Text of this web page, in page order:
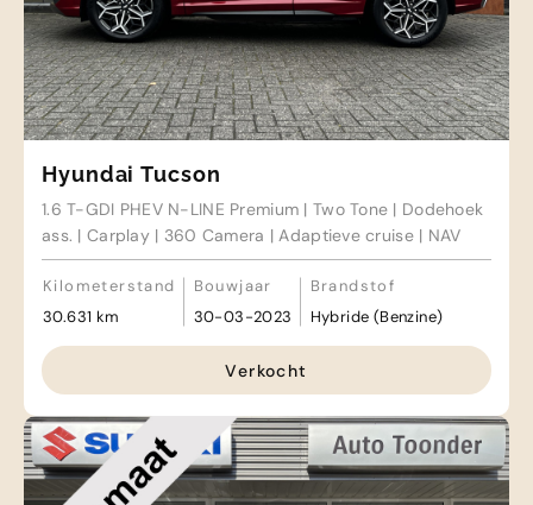
Hyundai Tucson
1.6 T-GDI PHEV N-LINE Premium | Two Tone | Dodehoek
ass. | Carplay | 360 Camera | Adaptieve cruise | NAV
Kilometerstand
30.631 km
Bouwjaar
30-03-2023
Brandstof
Hybride (Benzine)
Verkocht